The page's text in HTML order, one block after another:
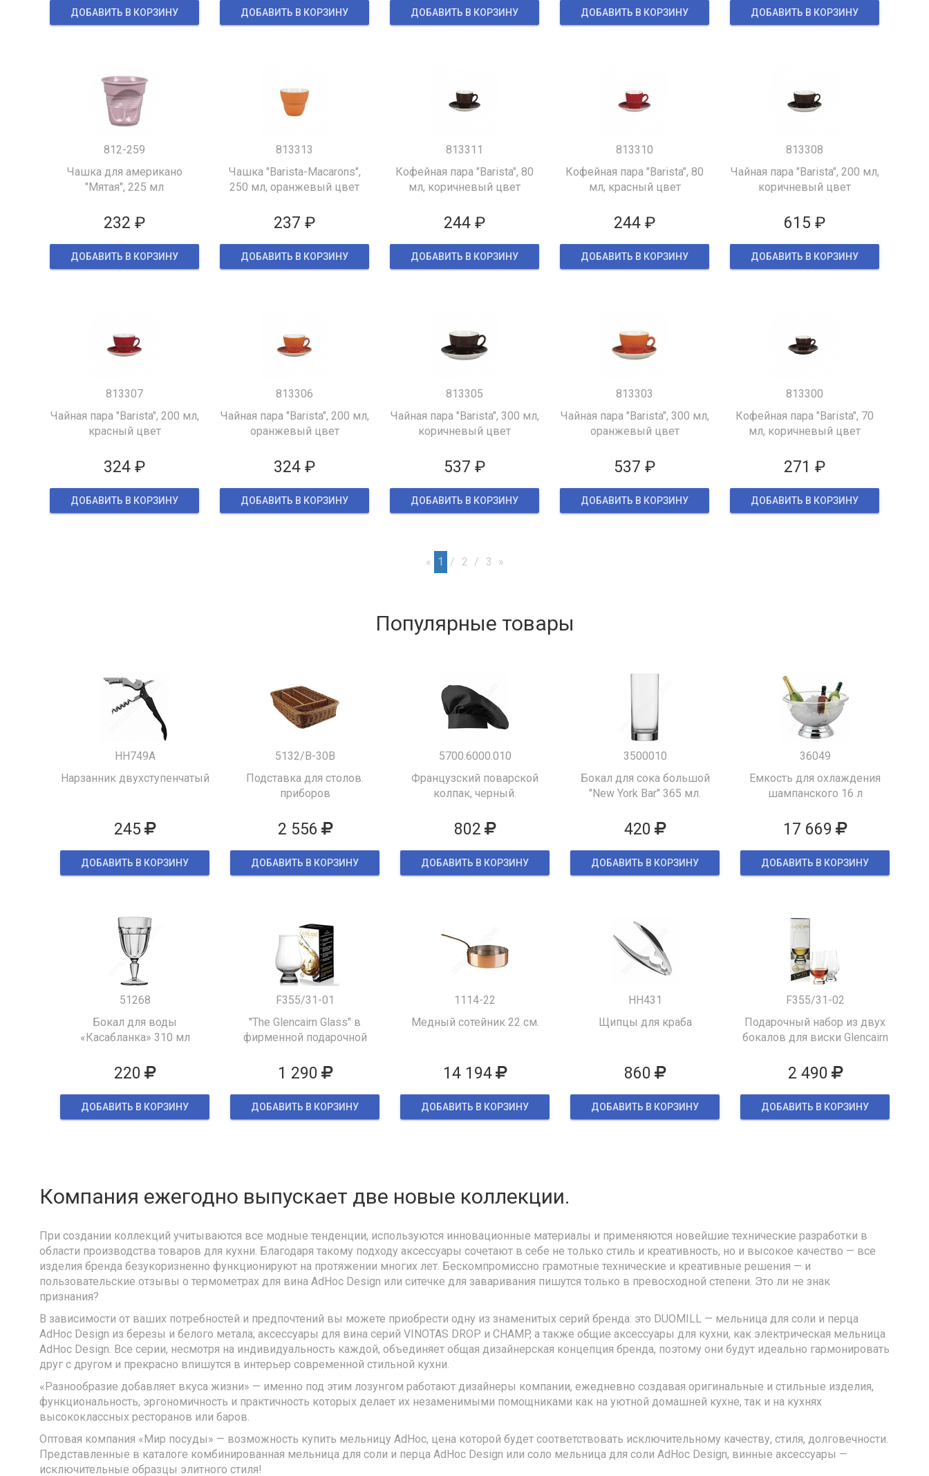
ДОБАВИТЬ В КОРЗИНУ ДОБАВИТЬ В КОРЗИНУ ДОБАВИТЬ В КОРЗИНУ ДОБАВИТЬ В КОРЗИНУ ДОБАВИТЬ В КОРЗИНУ
812-259
Чашка для американо
"Мятая", 225 мл
232 ₽
ДОБАВИТЬ В КОРЗИНУ
813313
Чашка "Barista-Macarons",
250 мл, оранжевый цвет
237 ₽
ДОБАВИТЬ В КОРЗИНУ
813311
Кофейная пара "Barista", 80
мл, коричневый цвет
244 ₽
ДОБАВИТЬ В КОРЗИНУ
813310
Кофейная пара "Barista", 80
мл, красный цвет
244 ₽
ДОБАВИТЬ В КОРЗИНУ
813308
Чайная пара "Barista", 200 мл,
коричневый цвет
615 ₽
ДОБАВИТЬ В КОРЗИНУ
813307
Чайная пара "Barista", 200 мл,
красный цвет
324 ₽
ДОБАВИТЬ В КОРЗИНУ
813306
Чайная пара "Barista", 200 мл,
оранжевый цвет
324 ₽
ДОБАВИТЬ В КОРЗИНУ
813305
Чайная пара "Barista", 300 мл,
коричневый цвет
537 ₽
ДОБАВИТЬ В КОРЗИНУ
813303
Чайная пара "Barista", 300 мл,
оранжевый цвет
537 ₽
ДОБАВИТЬ В КОРЗИНУ
813300
Кофейная пара "Barista", 70
мл, коричневый цвет
271 ₽
ДОБАВИТЬ В КОРЗИНУ
« 1 2 3 »
Популярные товары
HH749A
Нарзанник двухступенчатый
245
ДОБАВИТЬ В КОРЗИНУ
5132/B-30B
Подставка для столов.
приборов
2 556
ДОБАВИТЬ В КОРЗИНУ
5700.6000.010
Французский поварской
колпак, черный.
802
ДОБАВИТЬ В КОРЗИНУ
3500010
Бокал для сока большой
"New York Bar" 365 мл.
420
ДОБАВИТЬ В КОРЗИНУ
36049
Емкость для охлаждения
шампанского 16 л
17 669
ДОБАВИТЬ В КОРЗИНУ
51268
Бокал для воды
«Касабланка» 310 мл
220
ДОБАВИТЬ В КОРЗИНУ
F355/31-01
"The Glencairn Glass" в
фирменной подарочной
1 290
ДОБАВИТЬ В КОРЗИНУ
1114-22
Медный сотейник 22 см.
14 194
ДОБАВИТЬ В КОРЗИНУ
HH431
Щипцы для краба
860
ДОБАВИТЬ В КОРЗИНУ
F355/31-02
Подарочный набор из двух
бокалов для виски Glencairn
2 490
ДОБАВИТЬ В КОРЗИНУ
Компания ежегодно выпускает две новые коллекции.
При создании коллекций учитываются все модные тенденции, используются инновационные материалы и применяются новейшие технические разработки в
области производства товаров для кухни. Благодаря такому подходу аксессуары сочетают в себе не только стиль и креативность, но и высокое качество — все
изделия бренда безукоризненно функционируют на протяжении многих лет. Бескомпромиссно грамотные технические и креативные решения — и
пользовательские отзывы о термометрах для вина AdHoc Design или ситечке для заваривания пишутся только в превосходной степени. Это ли не знак
признания?
В зависимости от ваших потребностей и предпочтений вы можете приобрести одну из знаменитых серий бренда: это DUOMILL — мельница для соли и перца
AdHoc Design из березы и белого метала; аксессуары для вина серий VINOTAS DROP и CHAMP, а также общие аксессуары для кухни, как электрическая мельница
AdHoc Design. Все серии, несмотря на индивидуальность каждой, объединяет общая дизайнерская концепция бренда, поэтому они будут идеально гармонировать
друг с другом и прекрасно впишутся в интерьер современной стильной кухни.
«Разнообразие добавляет вкуса жизни» — именно под этим лозунгом работают дизайнеры компании, ежедневно создавая оригинальные и стильные изделия,
функциональность, эргономичность и практичность которых делает их незаменимыми помощниками как на уютной домашней кухне, так и на кухнях
высококлассных ресторанов или баров.
Оптовая компания «Мир посуды» — возможность купить мельницу AdHoc, цена которой будет соответствовать исключительному качеству, стиля, долговечности.
Представленные в каталоге комбинированная мельница для соли и перца AdHoc Design или соло мельница для соли AdHoc Design, винные аксессуары —
исключительные образцы элитного стиля!